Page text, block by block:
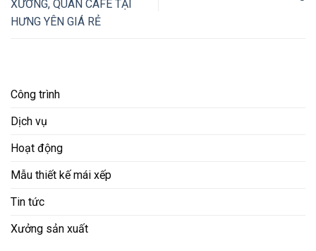
XƯỞNG, QUÁN CAFE TẠI
HƯNG YÊN GIÁ RẺ
Công trình
Dịch vụ
Hoạt động
Mẫu thiết kế mái xếp
Tin tức
Xưởng sản xuất